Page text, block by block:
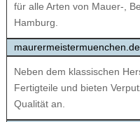
für alle Arten von Mauer-,
Hamburg.
maurermeistermuenchen.de
Neben dem klassischen
Fertigteile und bieten
Qualität an.